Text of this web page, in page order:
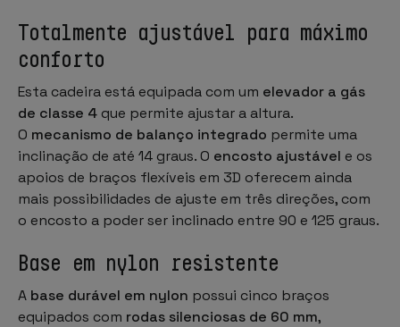
Totalmente ajustável para máximo
conforto
Esta cadeira está equipada com um elevador a gás
de classe 4 que permite ajustar a altura.
O mecanismo de balanço integrado permite uma
inclinação de até 14 graus. O encosto ajustável e os
apoios de braços flexíveis em 3D oferecem ainda
mais possibilidades de ajuste em três direções, com
o encosto a poder ser inclinado entre 90 e 125 graus.
Base em nylon resistente
A base durável em nylon possui cinco braços
equipados com rodas silenciosas de 60 mm,